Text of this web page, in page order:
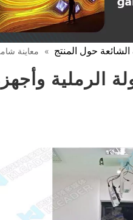
الشائعة حول المنتج » معاينة
الرملية